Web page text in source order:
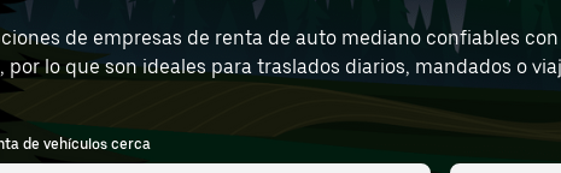
de empresas de renta de auto mediano confiables
que son ideales para traslados diarios, mandados o viajes de fin de semana. Ingresa la
Buelna International Airport) para ver rentas de auto
de vehículos cerca